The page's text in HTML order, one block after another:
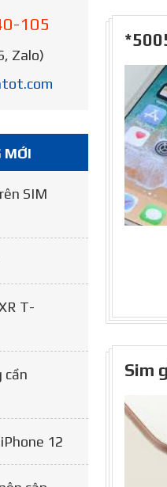
Sim
105
Zalo)
MỚI
SIM
T-
cần
12